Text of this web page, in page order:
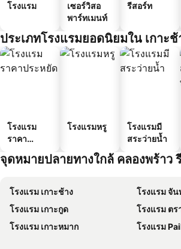
โรงแรม
เซอร์วิสอ
พาร์ทเมนท์
รีสอร์ท
ประเภทโรงแรมยอดนิยมใน เกาะช้
โรงแรม
ราคา
โรงแรมหรู
โรงแรมมี
สระว่ายน้ำ
จุดหมายปลายทางใกล้ คลองพร้าว
โรงแรม เกาะช้าง
โรงแรม จัน
โรงแรม เกาะกูด
โรงแรม ตร
โรงแรม เกาะหมาก
โรงแรม